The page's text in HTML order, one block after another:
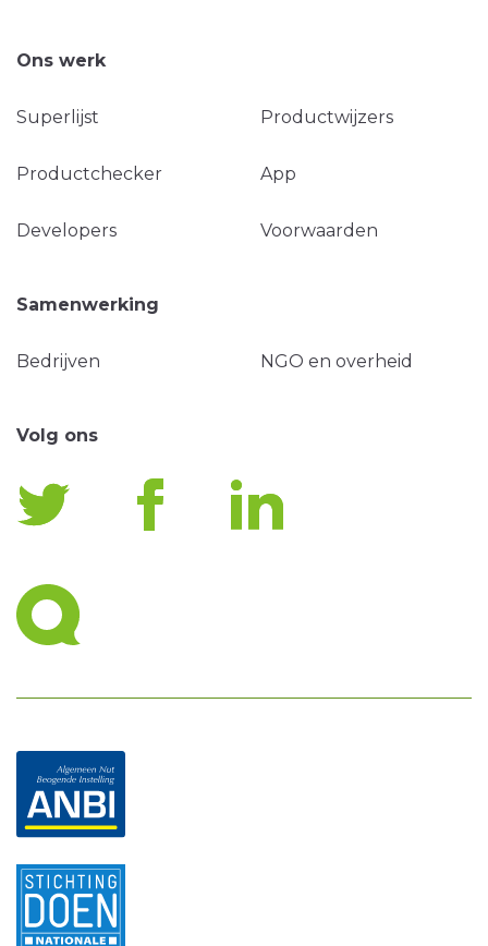
Ons werk
Superlijst Productwijzers
Productchecker App
Developers Voorwaarden
Samenwerking
Bedrijven NGO en overheid
Volg ons